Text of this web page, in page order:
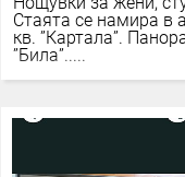
Стаята се намира в
кв. ”Картала”.
”Била”.....